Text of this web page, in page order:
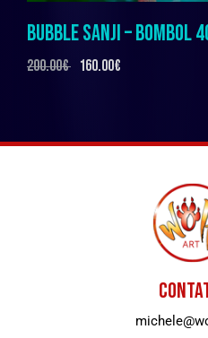
BUBBLE SANJI – BOMBOL
200.00€ 160.00€